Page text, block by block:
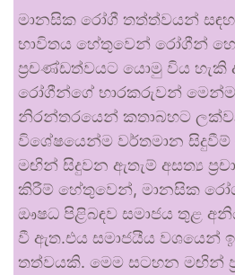
මානසික රෝගී තත්ත්වයන්
භාවිතය හේතුවෙන් රෝගීන්
ප්‍රචණ්ඩත්වයට යොමු විය හැකි
රෝගීන්ගේ භාරකරුවන් මෙන්ම
නිරන්තරයෙන් කතාබහට
විශේෂයෙන්ම වර්තමාන
මඟින් සිදුවන ඇතැම් අසත්‍ය
කිරීම් හේතුවෙන්, මානසික රෝග
ඖෂධ පිළිබඳව සමාජය තුළ
වී ඇත.එය සමාජයීය වශයෙන්
තත්වයකි. මෙම සටහන මඟින්